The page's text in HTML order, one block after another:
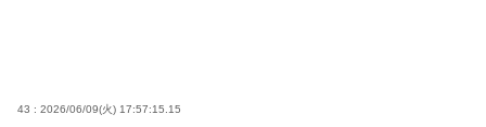
43 : 2026/06/09(火) 17:57:15.15